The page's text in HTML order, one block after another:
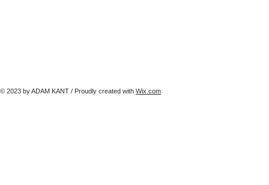
© 2023 by ADAM KANT / Proudly created with Wix.com